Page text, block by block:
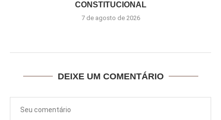
CONSTITUCIONAL
7 de agosto de 2026
DEIXE UM COMENTÁRIO